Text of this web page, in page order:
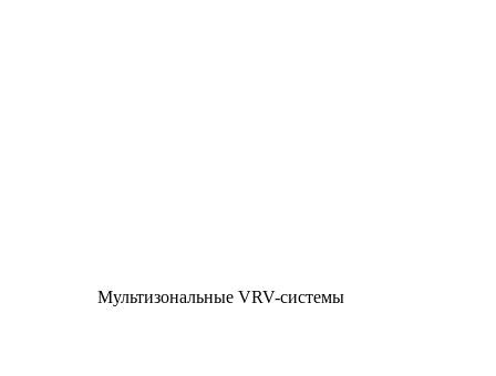
Мультизональные VRV-системы